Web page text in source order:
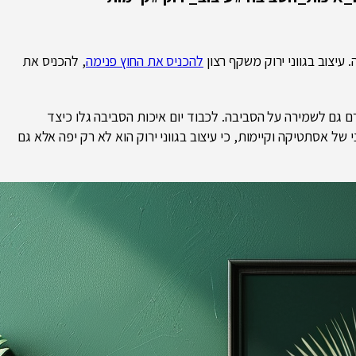
בגווני ירוק משקף רצון להכניס את החוץ פנימה, להכניס את
גם לשמירה על הסביבה. לכבוד יום איכות הסביבה גלו כיצד
אסתטיקה וקיימות, כי עיצוב בגווני ירוק הוא לא רק יפה אלא גם